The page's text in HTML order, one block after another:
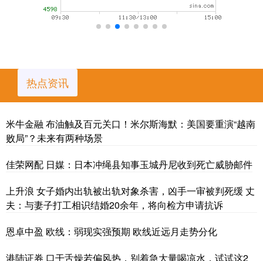
热点资讯
米牛金融 布油触及百元关口！米尔斯海默：美国要重演“越南
败局”？未来有两种场景
佳荣网配 日媒：日本冲绳县知事玉城丹尼收到死亡威胁邮件
上升浪 女子婚内出轨被出轨对象杀害，凶手一审被判死缓 丈
夫：与妻子打工相识结婚20余年，将向检方申请抗诉
恩卓中盈 欧线：弱现实强预期 欧线近远月走势分化
港陆证券 口干舌燥若偏风热，别着急大量喝凉水，试试这2